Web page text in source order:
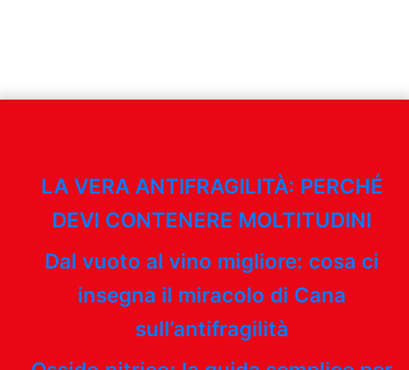
LA VERA ANTIFRAGILITÀ: PERCHÉ
DEVI CONTENERE MOLTITUDINI
Dal vuoto al vino migliore: cosa ci
insegna il miracolo di Cana
sull’antifragilità